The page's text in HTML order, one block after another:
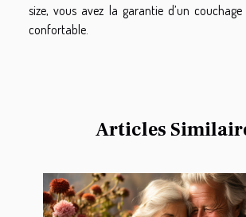
size,vous avez la garantie d’un
confortable.
Articles